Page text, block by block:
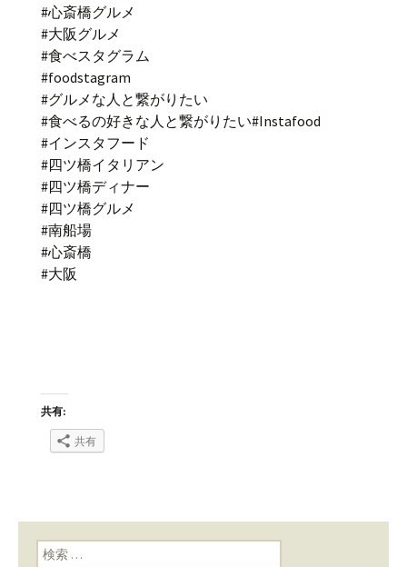
#心斎橋グルメ
#大阪グルメ
#食べスタグラム
#foodstagram
#グルメな人と繋がりたい
#食べるの好きな人と繋がりたい#Instafood
#インスタフード
#四ツ橋イタリアン
#四ツ橋ディナー
#四ツ橋グルメ
#南船場
#心斎橋
#大阪
共有:
共有
検索: